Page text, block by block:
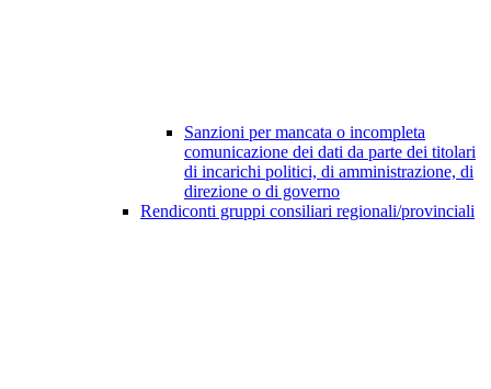
Sanzioni per mancata o incompleta
comunicazione dei dati da parte dei titolari
di incarichi politici, di amministrazione, di
direzione o di governo
Rendiconti gruppi consiliari regionali/provinciali